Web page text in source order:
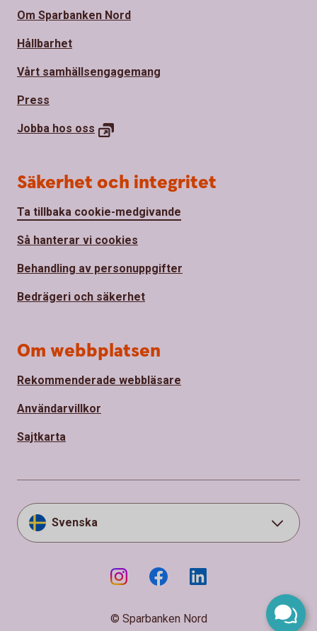
Om Sparbanken Nord
Hållbarhet
Vårt samhällsengagemang
Press
Jobba hos oss
Säkerhet och integritet
Ta tillbaka cookie-medgivande
Så hanterar vi cookies
Behandling av personuppgifter
Bedrägeri och säkerhet
Om webbplatsen
Rekommenderade webbläsare
Användarvillkor
Sajtkarta
Svenska
© Sparbanken Nord